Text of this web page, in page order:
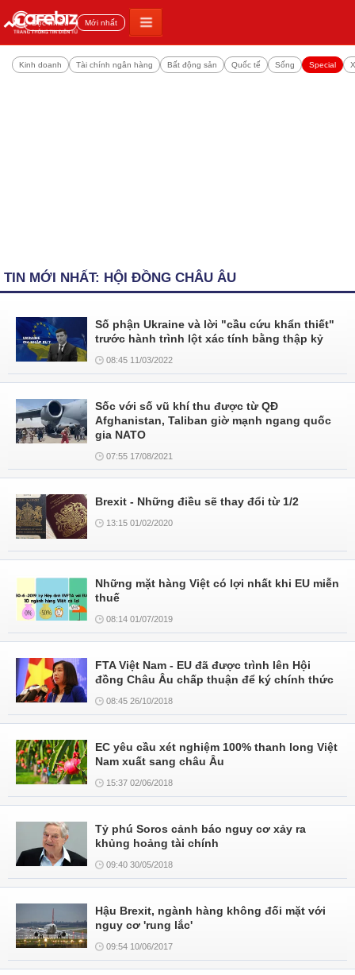
Đọc nhiều Mới nhất
Kinh doanh Tài chính ngân hàng Bất động sản Quốc tế Sống Special
TIN MỚI NHẤT: HỘI ĐỒNG CHÂU ÂU
Số phận Ukraine và lời "cầu cứu khẩn thiết"
trước hành trình lột xác tính bằng thập kỷ
08:45 11/03/2022
Sốc với số vũ khí thu được từ QĐ
Afghanistan, Taliban giờ mạnh ngang quốc
gia NATO
07:55 17/08/2021
Brexit - Những điều sẽ thay đổi từ 1/2
13:15 01/02/2020
Những mặt hàng Việt có lợi nhất khi EU miễn
thuế
08:14 01/07/2019
FTA Việt Nam - EU đã được trình lên Hội
đồng Châu Âu chấp thuận để ký chính thức
08:45 26/10/2018
EC yêu cầu xét nghiệm 100% thanh long Việt
Nam xuất sang châu Âu
15:37 02/06/2018
Tỷ phú Soros cảnh báo nguy cơ xảy ra
khủng hoảng tài chính
09:40 30/05/2018
Hậu Brexit, ngành hàng không đối mặt với
nguy cơ 'rung lắc'
09:54 10/06/2017